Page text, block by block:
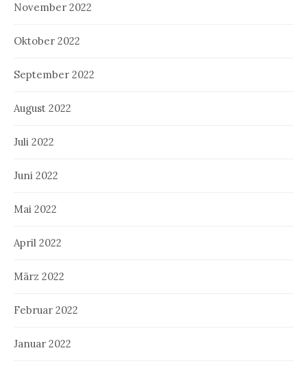
November 2022
Oktober 2022
September 2022
August 2022
Juli 2022
Juni 2022
Mai 2022
April 2022
März 2022
Februar 2022
Januar 2022